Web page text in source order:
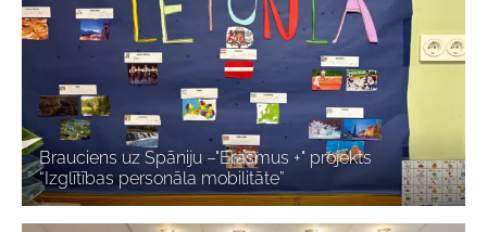
Brauciens uz Spāniju –"Erasmus +" projekts
“Izglītības personāla mobilitāte”